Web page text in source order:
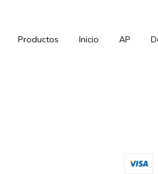
Productos Inicio AP